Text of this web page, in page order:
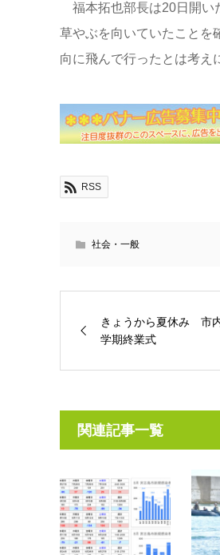
福本拓也部長は20日開い
草やぶを向いていたことを
向に飛んで行ったとは考え
RSS
社会・一般
きょうから夏休み 市
学期終業式
関連記事一覧